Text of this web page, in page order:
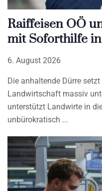
Raiffeisen OÖ
mit Soforthilfe
6. August 2026
Die anhaltende Dürre
Landwirtschaft massiv
unterstützt Landwirte in
unbürokratisch